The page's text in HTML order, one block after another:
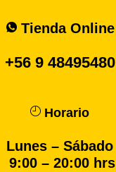
Tienda Online
+56 9 48495480
Horario
Lunes – Sábado
9:00 – 20:00 hrs